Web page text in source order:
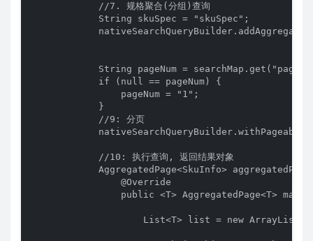
            //7. 规格聚合(分组)查询
            String skuSpec = "skuSpec";
String pageNum =
            if (null == pageNum) {
                pageNum = "1";
            }
            //9: 分页
            //10: 执行查询, 返回结果对象
AggregatedPage<SkuInfo>
                @Override
public <T> AggregatedPage<T>
List<T> list = new